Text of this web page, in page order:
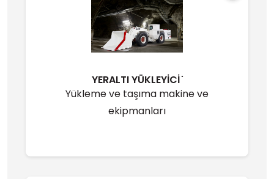
YERALTI YÜKLEYİCİ ̇
Yükleme ve taşıma makine ve
ekipmanları